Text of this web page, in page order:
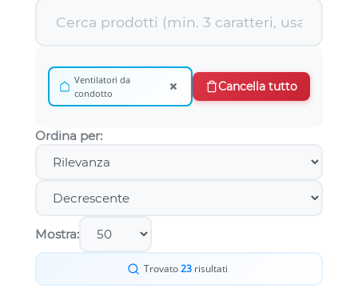
Ventilatori da
condotto
× Cancella tutto
Ordina per:
Mostra:
Trovato23risultati